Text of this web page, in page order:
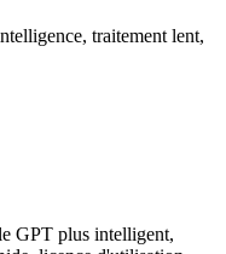
traitement lent,
GPT plus intelligent,